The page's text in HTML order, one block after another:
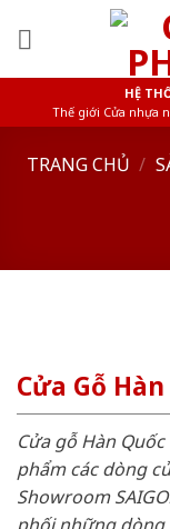
HỆ
Thế giới Cửa nhựa
TRANG CHỦ /
Cửa Gỗ Hàn
Cửa gỗ Hàn
phẩm các dòng
Showroom